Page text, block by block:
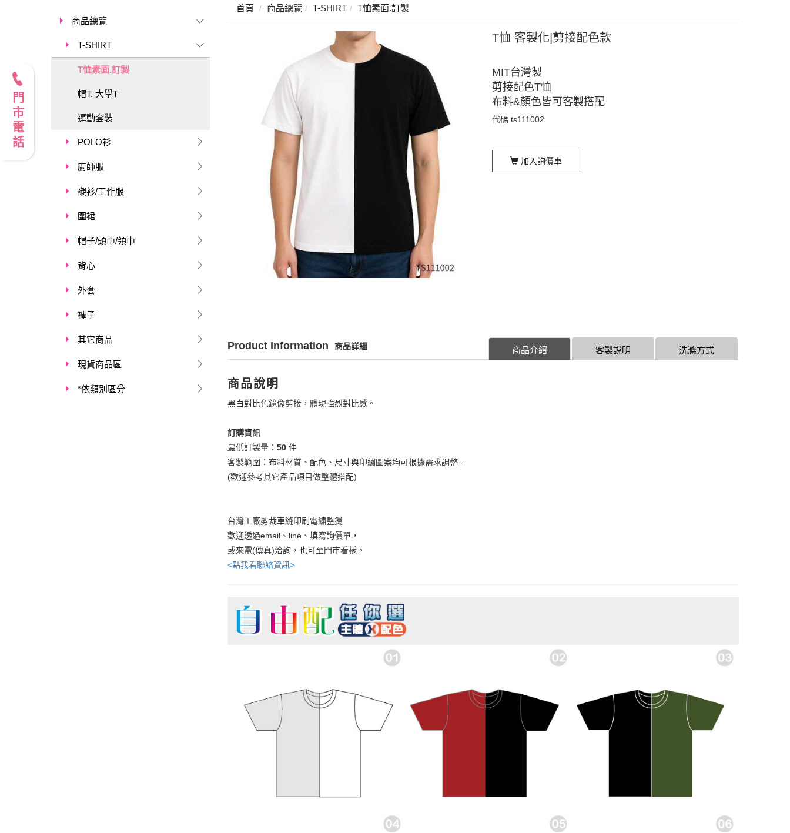
商品總覽
T-SHIRT
T恤素面.訂製
帽T. 大學T
運動套裝
POLO衫
廚師服
襯衫/工作服
圍裙
帽子/頭巾/領巾
背心
外套
褲子
其它商品
現貨商品區
*依類別區分
首頁 商品總覽 T-SHIRT T恤素面.訂製
T恤 客製化|剪接配色款
MIT台灣製
剪接配色T恤
布料&顏色皆可客製搭配
代碼 ts111002
加入詢價車
Product Information 商品詳細 洗滌方式
客製說明
商品介紹
商品說明
黑白對比色鏡像剪接，體現強烈對比感。
訂購資訊
最低訂製量： 50 件
客製範圍：布料材質、配色、尺寸與印繡圖案均可根據需求調整。
(歡迎參考其它產品項目做整體搭配)
台灣工廠剪裁車縫印刷電繡整燙
歡迎透過email、line、填寫詢價單，
或來電(傳真)洽詢，也可至門市看樣。
<點我看聯絡資訊>
門市電話